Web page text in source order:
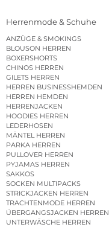
Herrenmode & Schuhe
ANZÜGE & SMOKINGS
BLOUSON HERREN
BOXERSHORTS
CHINOS HERREN
GILETS HERREN
HERREN BUSINESSHEMDEN
HERREN HEMDEN
HERRENJACKEN
HOODIES HERREN
LEDERHOSEN
MÄNTEL HERREN
PARKA HERREN
PULLOVER HERREN
PYJAMAS HERREN
SAKKOS
SOCKEN MULTIPACKS
STRICKJACKEN HERREN
TRACHTENMODE HERREN
ÜBERGANGSJACKEN HERREN
UNTERWÄSCHE HERREN